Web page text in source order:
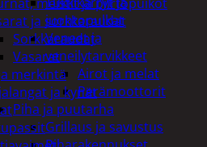
juontopulkat
Veneet ja
veneilytarvikkeet
Airot ja melat
Perämoottorit
Piha ja puutarha
Grillaus ja savustus
ja sorkkaraudat
Sorkkaraudat
Vasarat
merkintä
ja kynät